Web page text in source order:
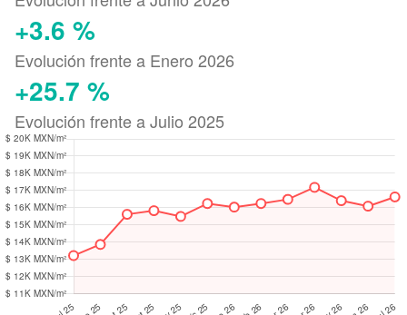
+3.6 %
Evolución frente a Enero 2026
+25.7 %
Evolución frente a Julio 2025